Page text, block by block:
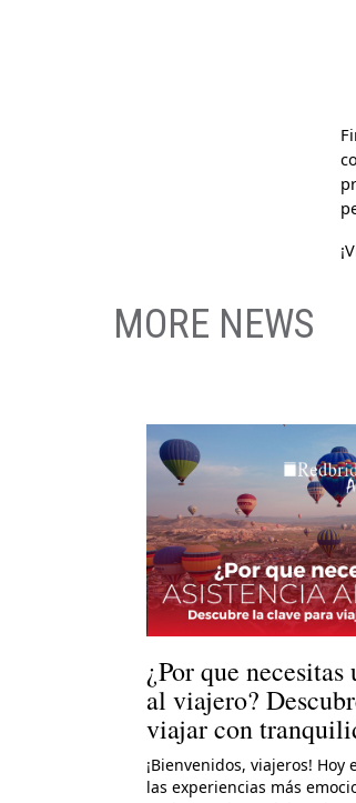
MORE NEWS
¿Por que
al viajero?
viajar con
¡Bienvenidos, viajeros!
las experiencias más